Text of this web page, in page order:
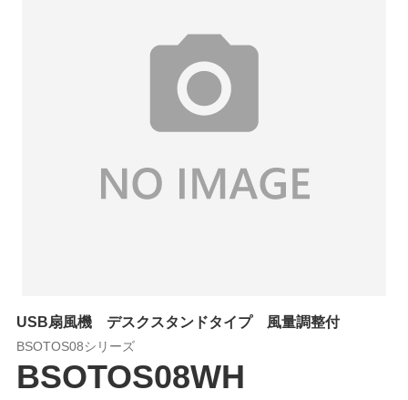
USB扇風機 デスクスタンドタイプ 風量調整付
BSOTOS08シリーズ
BSOTOS08WH